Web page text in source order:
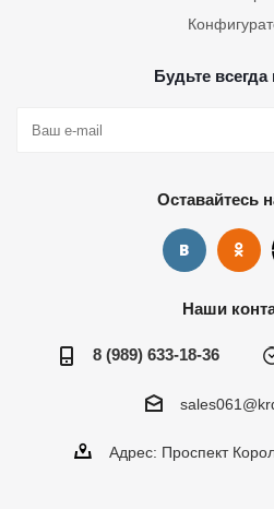
Будьте всегда
Оставайтесь
Наши
8 (989) 633-18-36
Адрес: Проспект